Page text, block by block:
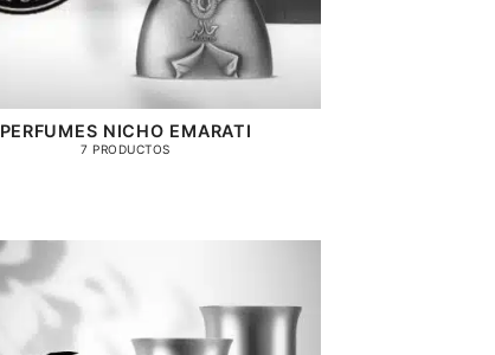
PERFUMES NICHO EMARATI
7 PRODUCTOS